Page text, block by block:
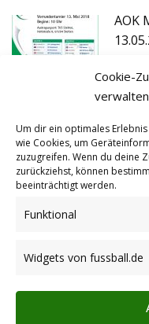
Cookie-
verwalten
Um dir ein optimales
wie Cookies, um
zuzugreifen. Wenn du deine
zurückziehst, können
beeinträchtigt werden.
Funktional
Widgets von fussball.de
AOK